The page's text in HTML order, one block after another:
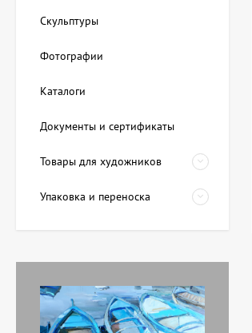
Скульптуры
Фотографии
Каталоги
Документы и сертификаты
Товары для художников
Упаковка и переноска